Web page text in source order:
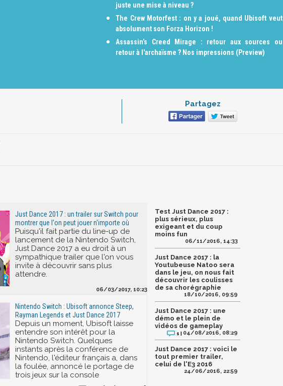
juste une mise à niveau ?
The Crew Motorfest : on y a joué, quand Ubisoft veut
absolument son Forza Horizon !
Assassin’s Creed Mirage : retour aux sources ou
retour à l'archaïsme ? Nos impressions (Preview)
Partagez
Just Dance 2017 : un trailer sur Switch pour
montrer que l'on peut jouer n'importe où
Puisqu'il fait partie du line-up de
lancement de la Nintendo Switch,
Just Dance 2017 a eu droit à un
sympathique trailer que l'on vous
invite à découvrir sans plus
attendre.
06/03/2017, 10:23
Nintendo Switch : Ubisoft annonce Steep,
Rayman Legends et Just Dance 2017
Depuis un moment, Ubisoft laisse
entendre son intérêt pour la
Nintendo Switch. Quelques
instants après la conférence de
Nintendo, l'éditeur français a, dans
la foulée, annoncé le portage de
trois jeux sur la console
Test Just Dance 2017 :
plus sérieux, plus
exigeant et du coup
moins fun
06/11/2016, 14:33
Just Dance 2017 : la
Youtubeuse Natoo sera
dans le jeu, on nous fait
découvrir les coulisses
de sa chorégraphie
18/10/2016, 09:59
Just Dance 2017 : une
démo et le plein de
vidéos de gameplay
1 | 04/08/2016, 08:29
Just Dance 2017 : voici le
tout premier trailer,
celui de l'E3 2016
24/06/2016, 22:59